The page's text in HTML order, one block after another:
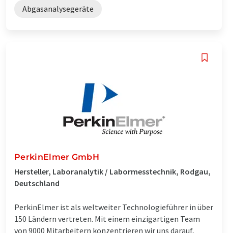
Abgasanalysegeräte
PerkinElmer GmbH
Hersteller, Laboranalytik / Labormesstechnik, Rodgau,
Deutschland
PerkinElmer ist als weltweiter Technologieführer in über
150 Ländern vertreten. Mit einem einzigartigen Team
von 9000 Mitarbeitern konzentrieren wir uns darauf,